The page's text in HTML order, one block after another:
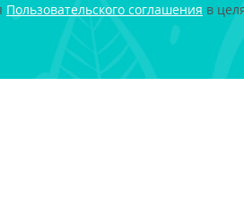
Пользовательского соглашения в